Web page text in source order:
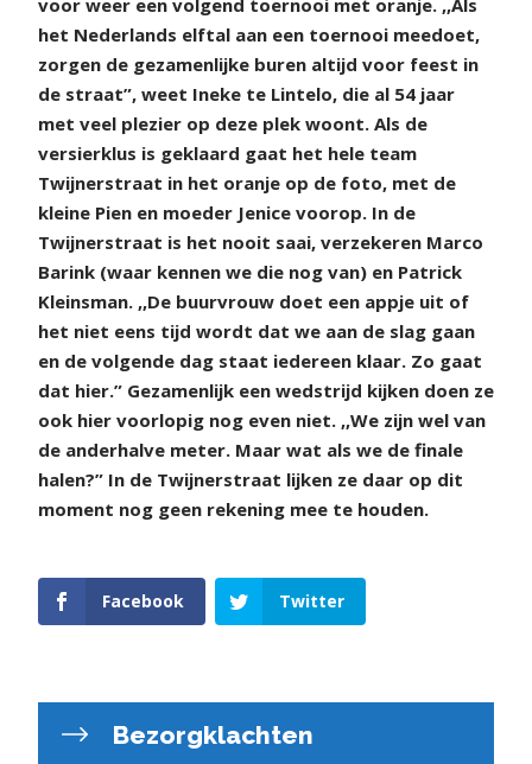
voor weer een volgend toernooi met oranje. ,,Als
het Nederlands elftal aan een toernooi meedoet,
zorgen de gezamenlijke buren altijd voor feest in
de straat”, weet Ineke te Lintelo, die al 54 jaar
met veel plezier op deze plek woont. Als de
versierklus is geklaard gaat het hele team
Twijnerstraat in het oranje op de foto, met de
kleine Pien en moeder Jenice voorop. In de
Twijnerstraat is het nooit saai, verzekeren Marco
Barink (waar kennen we die nog van) en Patrick
Kleinsman. ,,De buurvrouw doet een appje uit of
het niet eens tijd wordt dat we aan de slag gaan
en de volgende dag staat iedereen klaar. Zo gaat
dat hier.” Gezamenlijk een wedstrijd kijken doen ze
ook hier voorlopig nog even niet. ,,We zijn wel van
de anderhalve meter. Maar wat als we de finale
halen?” In de Twijnerstraat lijken ze daar op dit
moment nog geen rekening mee te houden.
Facebook Twitter
Bezorgklachten